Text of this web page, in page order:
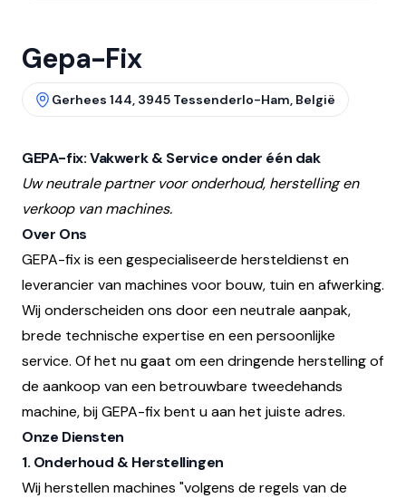
Gepa-Fix
Gerhees 144, 3945 Tessenderlo-Ham, België
GEPA-fix: Vakwerk & Service onder één dak
Uw neutrale partner voor onderhoud, herstelling en
verkoop van machines.
Over Ons
GEPA-fix is een gespecialiseerde hersteldienst en
leverancier van machines voor bouw, tuin en afwerking.
Wij onderscheiden ons door een neutrale aanpak,
brede technische expertise en een persoonlijke
service. Of het nu gaat om een dringende herstelling of
de aankoop van een betrouwbare tweedehands
machine, bij GEPA-fix bent u aan het juiste adres.
Onze Diensten
1. Onderhoud & Herstellingen
Wij herstellen machines "volgens de regels van de